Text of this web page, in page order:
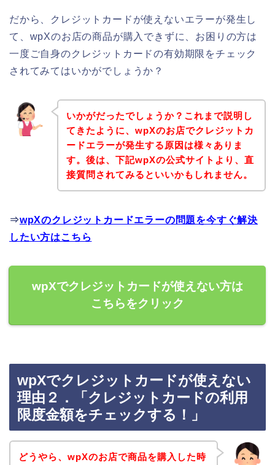
だから、クレジットカードが使えないエラーが発生し
て、wpXのお店の商品が購入できずに、お困りの方は
一度ご自身のクレジットカードの有効期限をチェック
されてみてはいかがでしょうか？
いかがだったでしょうか？これまで説明し
てきたように、wpXのお店でクレジットカ
ードエラーが発生する原因は様々ありま
す。後は、下記wpXの公式サイトより、直
接質問されてみるといいかもしれません。
⇒wpXのクレジットカードエラーの問題を今すぐ解決
したい方はこちら
wpXでクレジットカードが使えない方は
こちらをクリック
wpXでクレジットカードが使えない
理由２．「クレジットカードの利用
限度金額をチェックする！」
どうやら、wpXのお店で商品を購入した時